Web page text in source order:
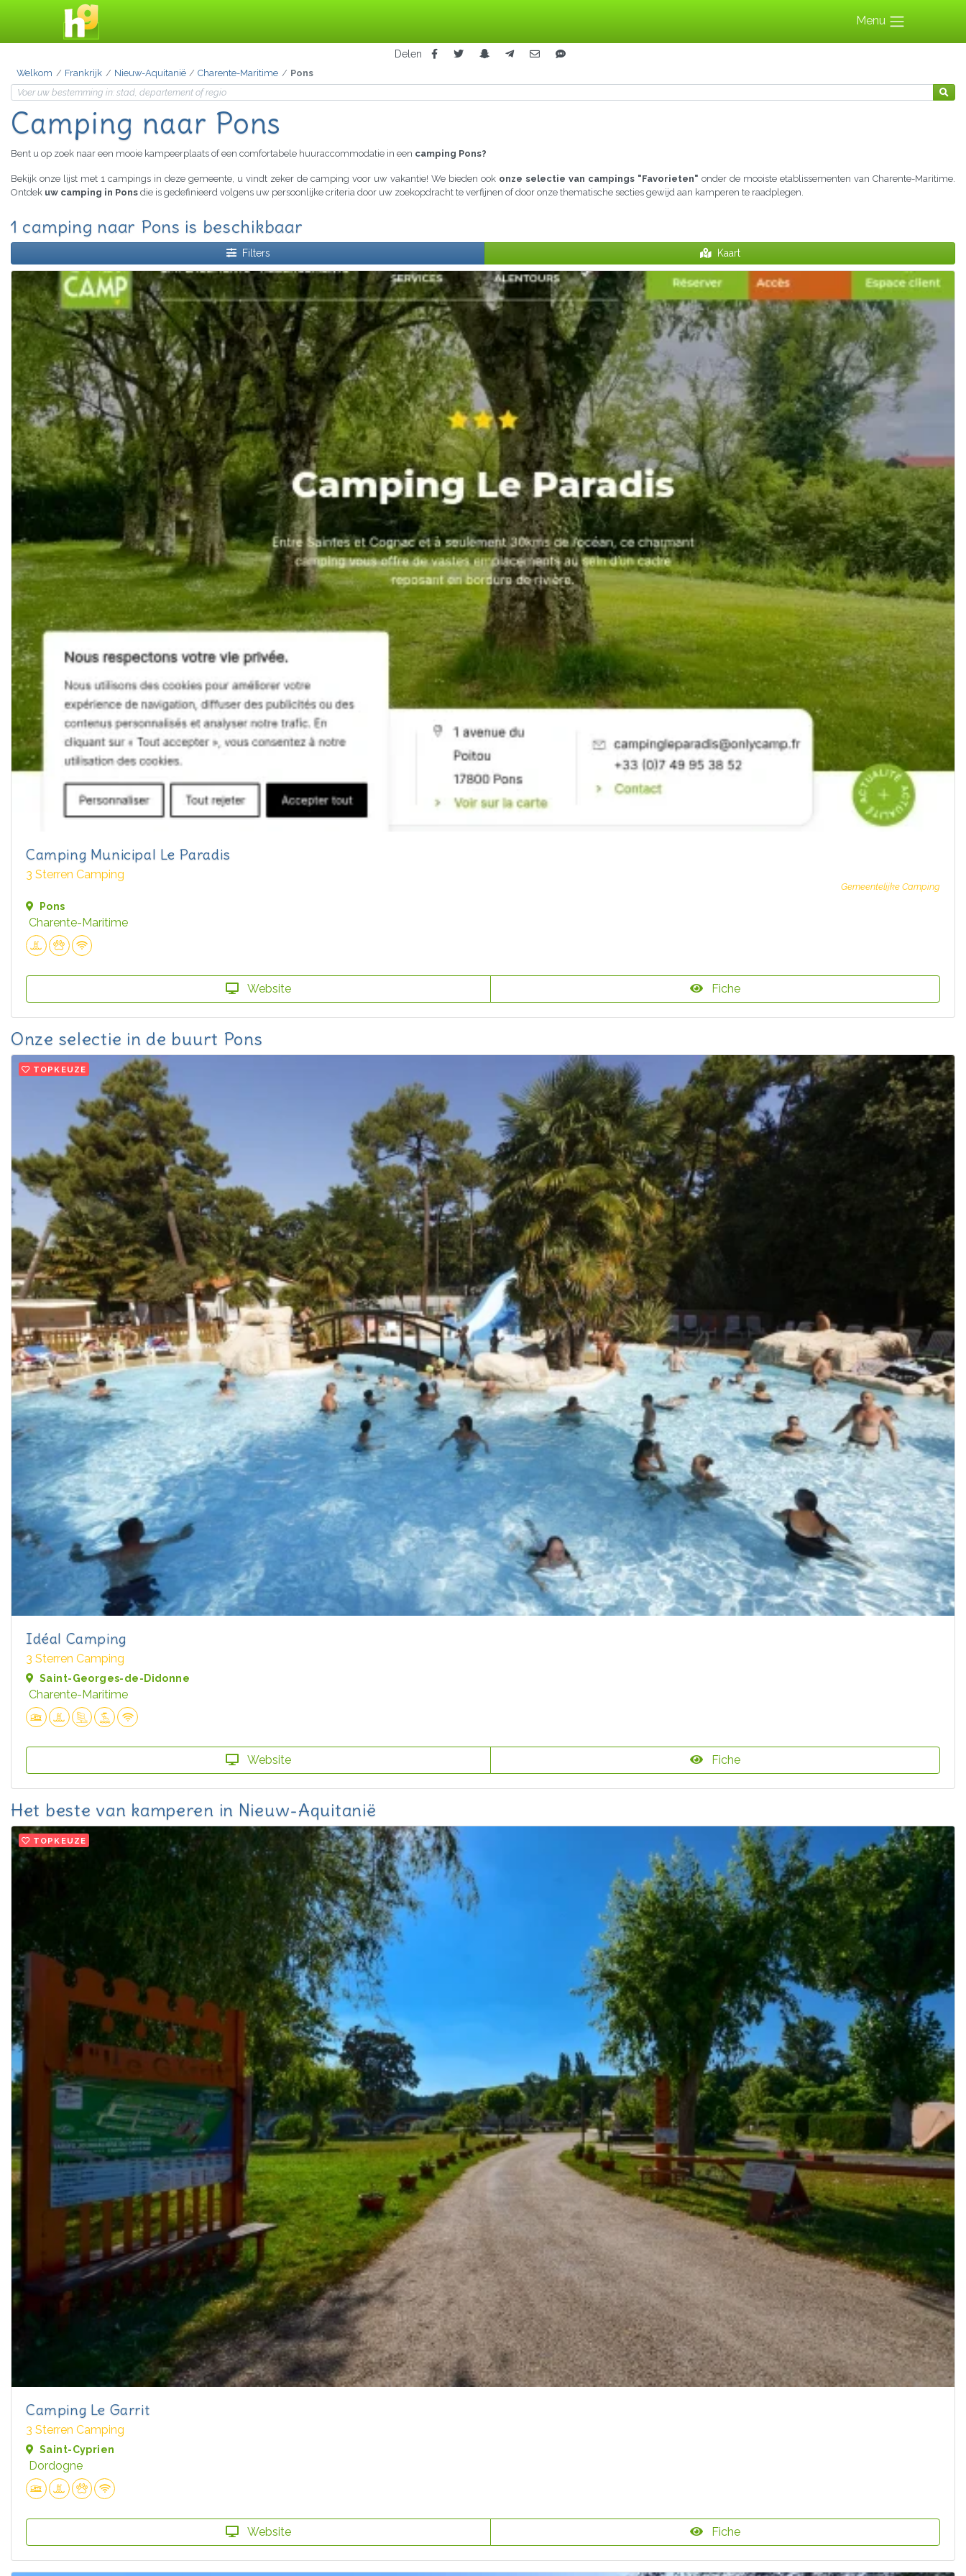
Menu
Delen
Welkom Frankrijk Nieuw-Aquitanië Charente-Maritime Pons
Camping naar Pons
Bent u op zoek naar een mooie kampeerplaats of een comfortabele huuraccommodatie in een camping Pons?
Bekijk onze lijst met 1 campings in deze gemeente, u vindt zeker de camping voor uw vakantie! We bieden ook onze selectie van campings "Favorieten" onder de mooiste etablissementen van Charente-Maritime.
Ontdek uw camping in Pons die is gedefinieerd volgens uw persoonlijke criteria door uw zoekopdracht te verfijnen of door onze thematische secties gewijd aan kamperen te raadplegen.
1 camping naar Pons is beschikbaar
Filters Kaart
Camping Municipal Le Paradis
3 Sterren Camping
Gemeentelijke Camping
Pons
Charente-Maritime
Website Fiche
Onze selectie in de buurt Pons
TOPKEUZE
Idéal Camping
3 Sterren Camping
Saint-Georges-de-Didonne
Charente-Maritime
Website Fiche
Het beste van kamperen in Nieuw-Aquitanië
TOPKEUZE
Camping Le Garrit
3 Sterren Camping
Saint-Cyprien
Dordogne
Website Fiche